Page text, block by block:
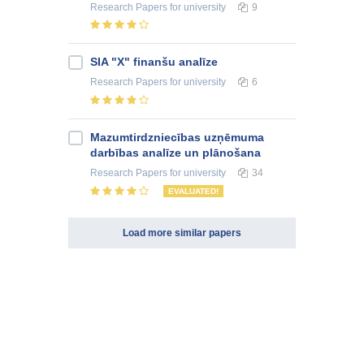
Research Papers for university 9
SIA "X" finanšu analīze
Research Papers for university 6
Mazumtirdzniecības uzņēmuma
darbības analīze un plānošana
Research Papers for university 34
EVALUATED!
Load more similar papers